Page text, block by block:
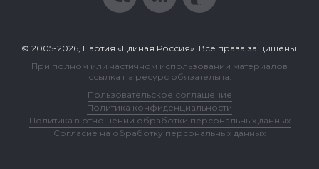
© 2005-2026, Партия «Единая Россия». Все права защищены.
При полном или частичном использовании материалов
ссылка на ресурс обязательна.
Пользовательское соглашение
Политика конфиденциальности
Политика в отношении обработки персональных данных
Согласие на обработку персональных данных